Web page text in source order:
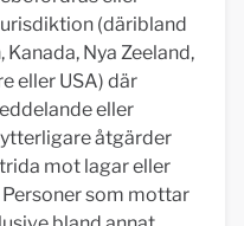
(däribland
Nya Zeeland,
eller USA) där
eller
åtgärder
mot lagar eller
som mottar